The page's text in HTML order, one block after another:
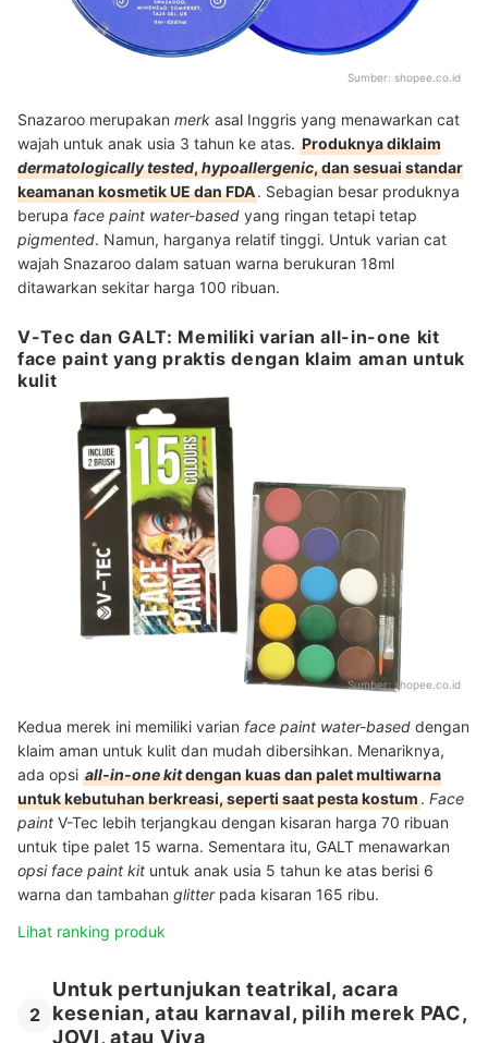
Sumber: shopee.co.id
Snazaroo merupakan merk asal Inggris yang menawarkan cat
wajah untuk anak usia 3 tahun ke atas. Produknya diklaim
dermatologically tested,hypoallergenic, dan sesuai standar
keamanan kosmetik UE dan FDA. Sebagian besar produknya
berupa face paint water-based yang ringan tetapi tetap
pigmented. Namun, harganya relatif tinggi. Untuk varian cat
wajah Snazaroo dalam satuan warna berukuran 18ml
ditawarkan sekitar harga 100 ribuan.
V-Tec dan GALT: Memiliki varian all-in-one kit
face paint yang praktis dengan klaim aman untuk
kulit
Sumber: shopee.co.id
Kedua merek ini memiliki varian face paint water-based dengan
klaim aman untuk kulit dan mudah dibersihkan. Menariknya,
ada opsi all-in-one kitdengan kuas dan palet multiwarna
untuk kebutuhan berkreasi, seperti saat pesta kostum. Face
paint V-Tec lebih terjangkau dengan kisaran harga 70 ribuan
untuk tipe palet 15 warna. Sementara itu, GALT menawarkan
opsi face paint kit untuk anak usia 5 tahun ke atas berisi 6
warna dan tambahan glitterpada kisaran 165 ribu.
Lihat ranking produk
2
Untuk pertunjukan teatrikal, acara
kesenian, atau karnaval, pilih merek PAC,
JOVI, atau Viva